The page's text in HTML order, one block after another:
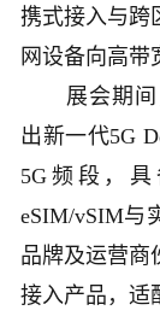
携式接入与跨
网设备向高带
展会期间，
出新一代5G
5G频段，
eSIM/vSIM与
品牌及运营商
接入产品，适